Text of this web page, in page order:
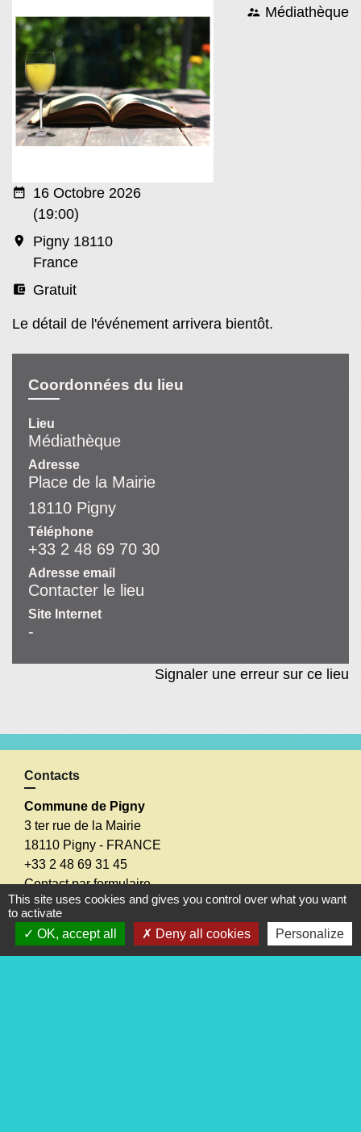
date_range
16 Octobre 2026
(19:00)
room
Pigny 18110
France
account_balance_wallet Gratuit
supervisor_account Médiathèque
Le détail de l'événement arrivera bientôt.
Coordonnées du lieu
Lieu
Médiathèque
Adresse
Place de la Mairie
18110 Pigny
Téléphone
+33 2 48 69 70 30
Adresse email
Contacter le lieu
Site Internet
-
Signaler une erreur sur ce lieu
Contacts
Commune de Pigny
3 ter rue de la Mairie
18110 Pigny - FRANCE
+33 2 48 69 31 45
Contact par formulaire
This site uses cookies and gives you control over what you want
to activate
OK, accept all
Deny all cookies Personalize